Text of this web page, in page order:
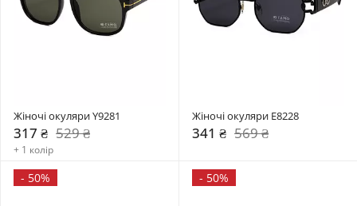
Жіночі окуляри Y9281
317 ₴ 529 ₴
+ 1 колір
Жіночі окуляри E8228
341 ₴ 569 ₴
- 50% - 50%